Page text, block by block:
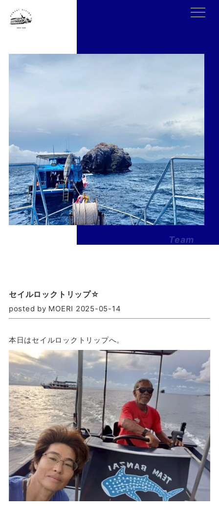
Team
セイルロックトリップ☆
posted by MOERI 2025-05-14
本日はセイルロックトリップへ。